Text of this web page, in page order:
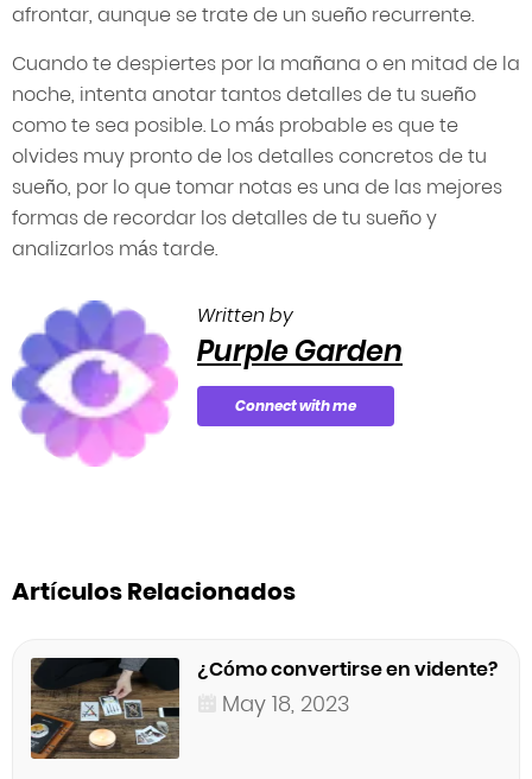
afrontar, aunque se trate de un sueño recurrente.
Cuando te despiertes por la mañana o en mitad de la
noche, intenta anotar tantos detalles de tu sueño
como te sea posible. Lo más probable es que te
olvides muy pronto de los detalles concretos de tu
sueño, por lo que tomar notas es una de las mejores
formas de recordar los detalles de tu sueño y
analizarlos más tarde.
Written by
Purple Garden
Connect with me
Artículos Relacionados
¿Cómo convertirse en vidente?
May 18, 2023